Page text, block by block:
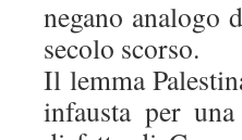
negano
secolo scorso.
Il lemma
infausta per